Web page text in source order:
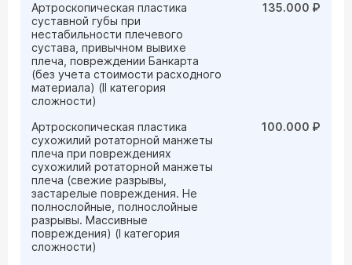
Артроскопическая пластика
суставной губы при
нестабильности плечевого
сустава, привычном вывихе
плеча, повреждении Банкарта
(без учета стоимости расходного
материала) (II категория
сложности)
135.000 ₽
Артроскопическая пластика
сухожилий ротаторной манжеты
плеча при повреждениях
сухожилий ротаторной манжеты
плеча (свежие разрывы,
застарелые повреждения. Не
полнослойные, полнослойные
разрывы. Массивные
повреждения) (I категория
сложности)
100.000 ₽